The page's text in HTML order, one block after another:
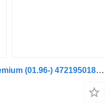
Пневмоклапан WABCO Premium (01.96-) 4721950180 для тягача Renault Premium, Premium 2 (1996-2014)